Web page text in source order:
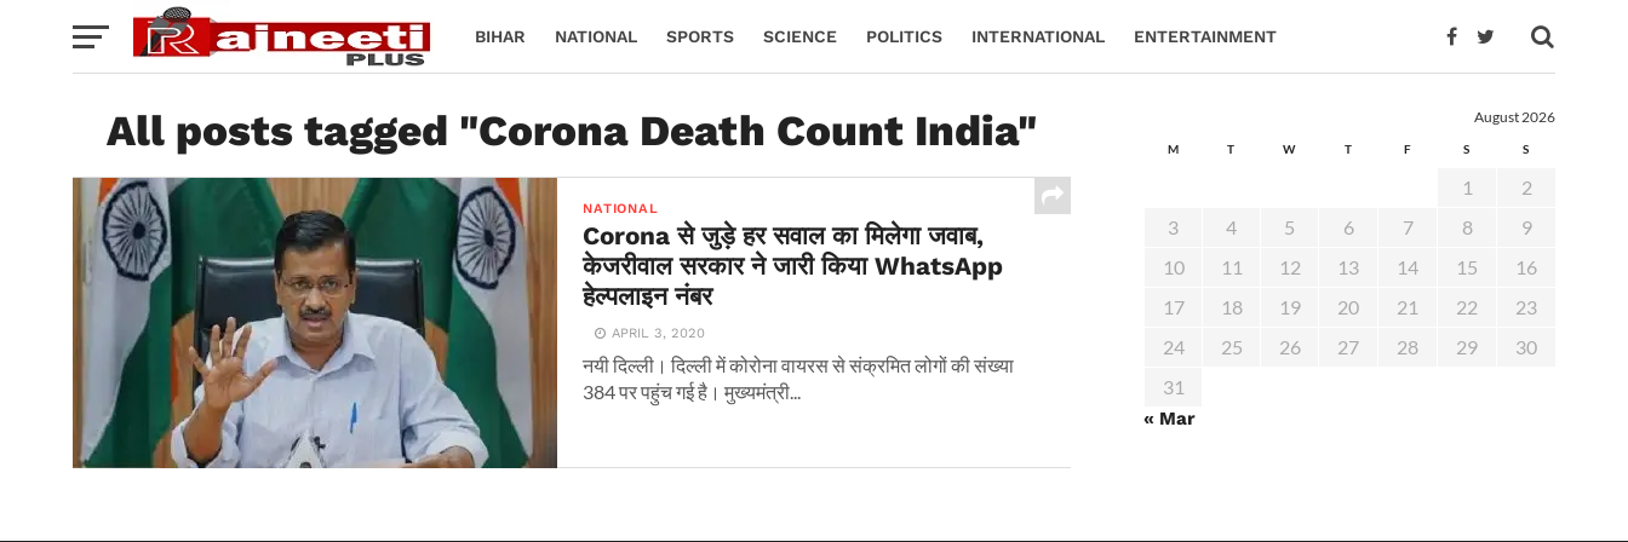
BIHAR NATIONAL SPORTS SCIENCE POLITICS INTERNATIONAL ENTERTAINMENT
All posts tagged "Corona Death Count India"
NATIONAL
Corona से जुड़े हर सवाल का मिलेगा जवाब,
केजरीवाल सरकार ने जारी किया WhatsApp
हेल्पलाइन नंबर
APRIL 3, 2020
नयी दिल्ली। दिल्ली में कोरोना वायरस से संक्रमित लोगों की संख्या
384 पर पहुंच गई है। मुख्यमंत्री...
August 2026
M T W T F S S
1
2
3
4 5 6 7 8
9
10
11 12 13 14 15
16
17
18 19 20 21 22
23
24
25 26 27 28 29
30
31
« Mar